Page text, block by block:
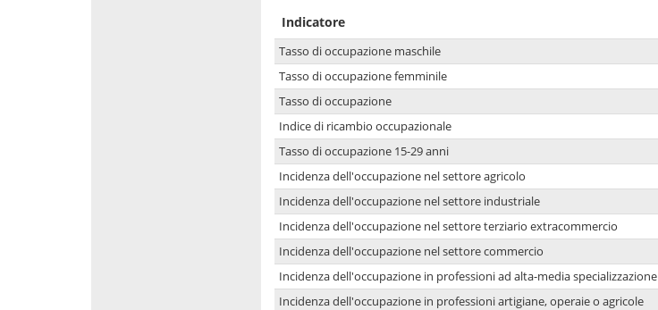
Indicatore
Tasso di occupazione maschile
Tasso di occupazione femminile
Tasso di occupazione
Indice di ricambio occupazionale
Tasso di occupazione 15-29 anni
Incidenza dell'occupazione nel settore agricolo
Incidenza dell'occupazione nel settore industriale
Incidenza dell'occupazione nel settore terziario extracommercio
Incidenza dell'occupazione nel settore commercio
Incidenza dell'occupazione in professioni ad alta-media specializzazione
Incidenza dell'occupazione in professioni artigiane, operaie o agricole